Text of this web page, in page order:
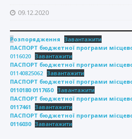
09.12.2020
Розпорядження
Завантажити
ПАСПОРТ бюджетної програми
0116020 Завантажити
ПАСПОРТ бюджетної програми
01140825062 Завантажити
ПАСПОРТ бюджетної програми
0110180 0117650 Завантажити
ПАСПОРТ бюджетної програми
0117461
Завантажити
ПАСПОРТ бюджетної програми
0116030 Завантажити